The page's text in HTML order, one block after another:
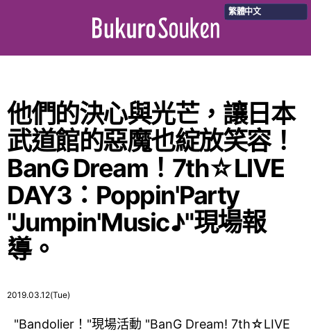
繁體中文
他們的決心與光芒，讓日本
武道館的惡魔也綻放笑容！
BanG Dream！7th☆LIVE
DAY3：Poppin'Party
"Jumpin'Music♪"現場報
導。
2019.03.12(Tue)
"Bandolier！"現場活動 "BanG Dream! 7th☆LIVE